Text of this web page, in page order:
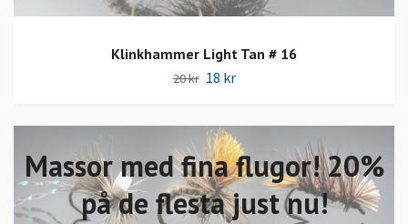
Massor med fina flugor! 20%
på de flesta just nu!
Klinkhammer Light Tan # 16
20 kr 18 kr